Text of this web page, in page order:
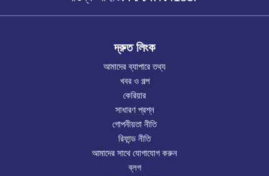
দ্রুত লিংক
আমাদের ব্যাপারে তথ্য
খবর ও গল্প
কেরিয়ার
সাধারণ প্রশ্ন
গোপনীয়তা নীতি
রিফান্ড নীতি
আমাদের সাথে যোগাযোগ করুন
ব্লগ